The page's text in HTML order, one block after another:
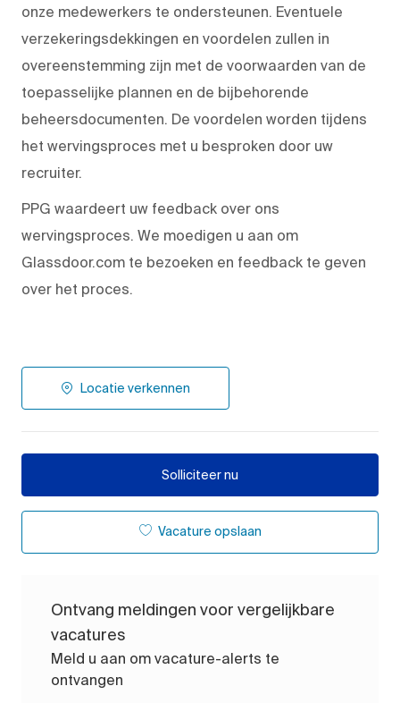
onze medewerkers te ondersteunen. Eventuele
verzekeringsdekkingen en voordelen zullen in
overeenstemming zijn met de voorwaarden van de
toepasselijke plannen en de bijbehorende
beheersdocumenten. De voordelen worden tijdens
het wervingsproces met u besproken door uw
recruiter.
PPG waardeert uw feedback over ons
wervingsproces. We moedigen u aan om
Glassdoor.com te bezoeken en feedback te geven
over het proces.
Locatie verkennen
Solliciteer nu
Vacature opslaan
Ontvang meldingen voor vergelijkbare
vacatures
Meld u aan om vacature-alerts te
ontvangen